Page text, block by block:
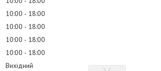
10:00
18:00
10:00
18:00
10:00
18:00
10:00
18:00
Вихідний